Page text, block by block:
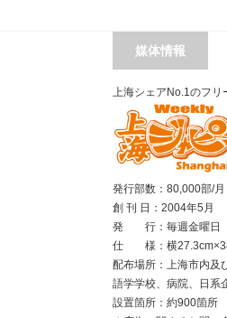
媒体情報
上海シェアNo.1のフリ
発行部数：80,000部/
創 刊 日：2004年5月
発 行：毎週金曜日
仕 様：横
配布場所：上海市内及
語学学校、病院、日系
設置箇所：約900箇所